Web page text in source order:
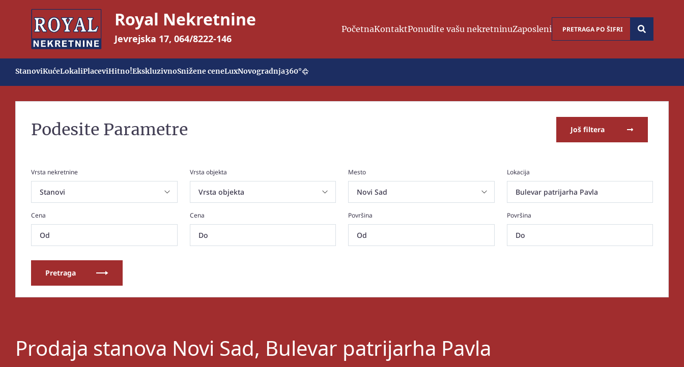
Royal Nekretnine
Jevrejska 17, 064/8222-146
PočetnaKontaktPonudite vašu nekretninuZaposleni
StanoviKućeLokaliPlaceviHitno!EkskluzivnoSnižene ceneLuxNovogradnja360°
Podesite Parametre Još filtera
Vrsta nekretnine Vrsta objekta Mesto Lokacija
Bulevar patrijarha Pavla
Cena Cena Površina Površina
Pretraga
Prodaja stanova Novi Sad, Bulevar patrijarha Pavla